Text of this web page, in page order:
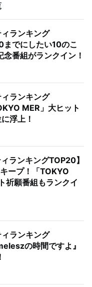
ィランキング
でにしたい10のこ
念番組がランクイン！
ィランキング
MER」大ヒット
浮上！
ランキングTOP20】
ープ！「TOKYO
祈願番組もランクイ
ィランキング
の時間ですよ』